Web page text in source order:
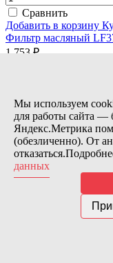
Сравнить
Добавить в корзину
Фильтр масляный
1 753 ₽
Фильтр масляный
2 172 ₽
Сравнить
Добавить в корзину
Фильтр масляный
Мы используем
для работы сайта —
Яндекс.Метрика
(обезличенно). От
данных